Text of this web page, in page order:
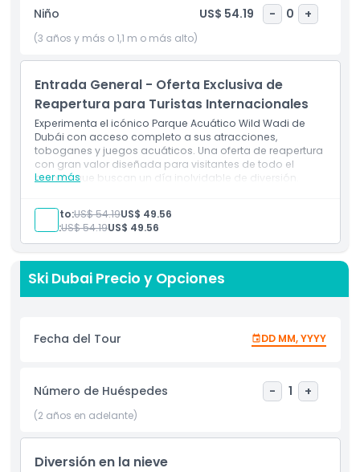
and watery adventures in Dubai. Don't miss the chance to
make lasting memories at two of the city's premier
attractions.
Aspectos Destacados
Inclusiones
Horario de Apertura
Cosas a Saber
Niño US$ 54.19 - 0 +
(3 años y más o 1,1 m o más alto)
Entrada General - Oferta Exclusiva de
Reapertura para Turistas Internacionales
Experimenta el icónico Parque Acuático Wild Wadi de
Dubái con acceso completo a sus atracciones,
toboganes y juegos acuáticos. Una oferta de reapertura
con gran valor diseñada para visitantes de todo el
mundo que buscan un día inolvidable de diversión.
Leer más
Adulto:US$ 54.19US$ 49.56
Niño:US$ 54.19US$ 49.56
Ski Dubai Precio y Opciones
Fecha del Tour DD MM, YYYY
Número de Huéspedes - 1 +
(2 años en adelante)
Diversión en la nieve